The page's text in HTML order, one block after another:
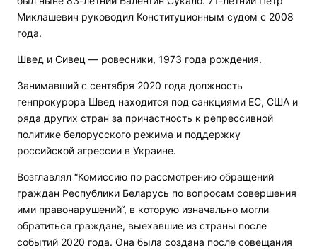
Миклашевич руководил Конституционным судом с 2008
года.
Швед и Сивец — ровесники, 1973 года рождения.
Занимавший с сентября 2020 года должность
генпрокурора Швед находится под санкциями ЕС, США и
ряда других стран за причастность к репрессивной
политике белорусского режима и поддержку
российской агрессии в Украине.
Возглавлял “Комиссию по рассмотрению обращений
граждан Республики Беларусь по вопросам совершения
ими правонарушений“, в которую изначально могли
обратиться граждане, выехавшие из страны после
событий 2020 года. Она была создана после совещания